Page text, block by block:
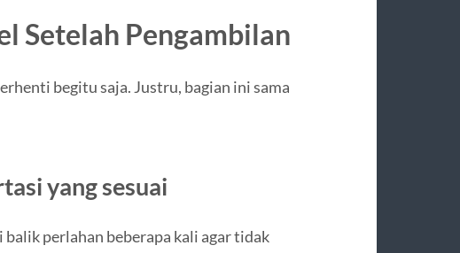
Setelah Pengambilan
begitu saja. Justru, bagian ini sama
yang sesuai
perlahan beberapa kali agar tidak